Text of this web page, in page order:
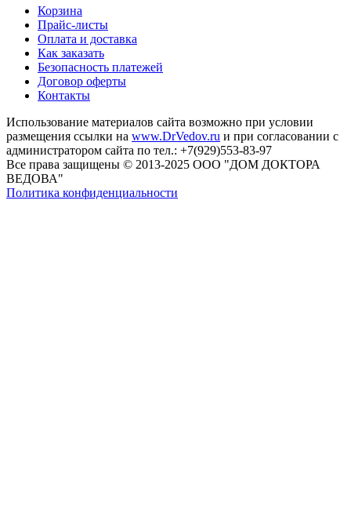
Корзина
Прайс-листы
Оплата и доставка
Как заказать
Безопасность платежей
Договор оферты
Контакты
Использование материалов сайта возможно при условии
размещения ссылки на www.DrVedov.ru и при согласовании с
администратором сайта по тел.: +7(929)553-83-97
Все права защищены © 2013-2025 ООО "ДОМ ДОКТОРА
ВЕДОВА"
Политика конфиденциальности